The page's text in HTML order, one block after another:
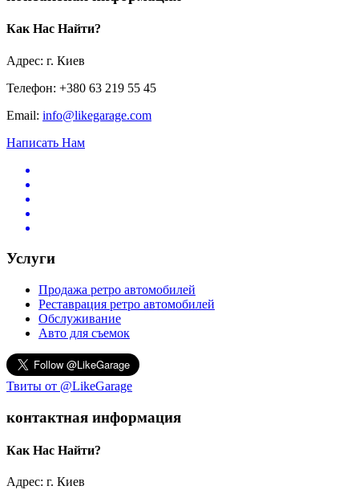
Как Нас Найти?
Адрес: г. Киев
Телефон: +380 63 219 55 45
Email: info@likegarage.com
Написать Нам
Услуги
Продажа ретро автомобилей
Реставрация ретро автомобилей
Обслуживание
Авто для съемок
Твиты от @LikeGarage
контактная информация
Как Нас Найти?
Адрес: г. Киев